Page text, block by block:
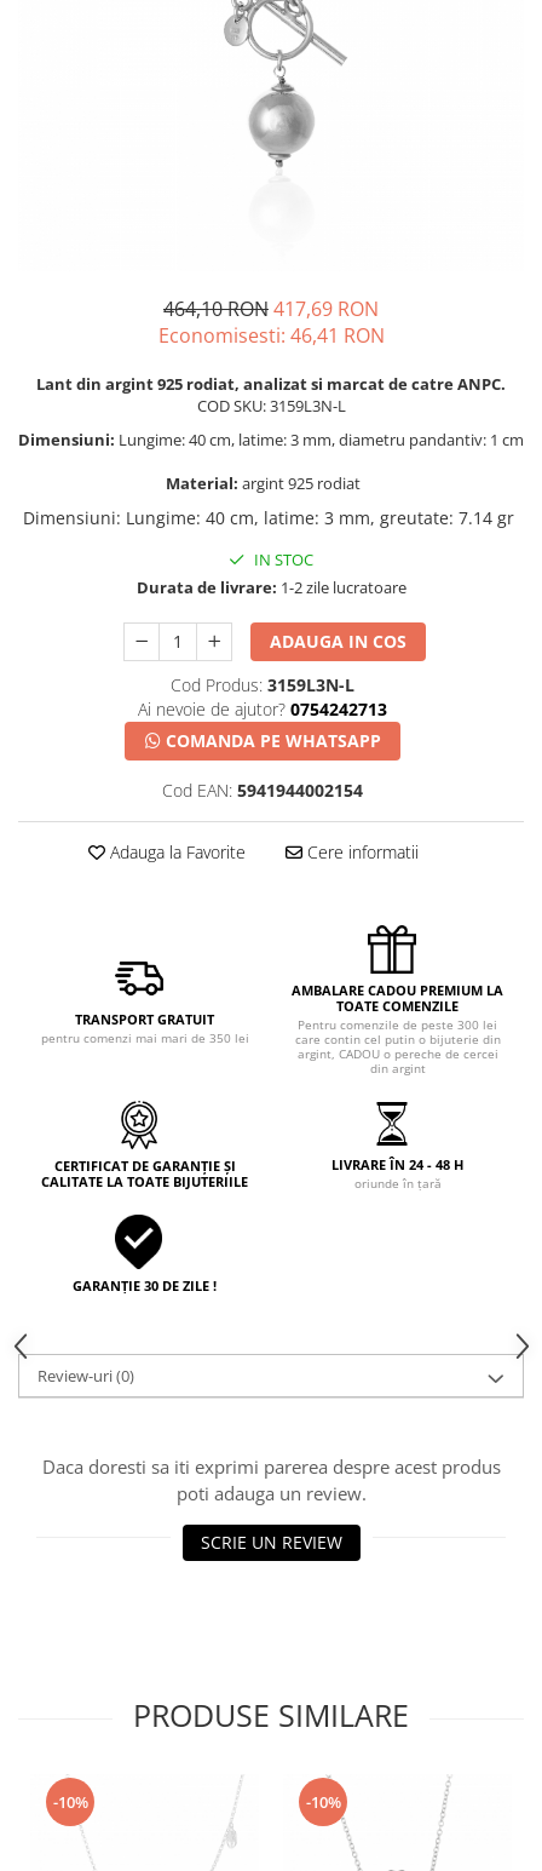
464,10 RON417,69 RON
Economisesti: 46,41 RON
Lant din argint 925 rodiat, analizat si marcat de catre ANPC.
COD SKU: 3159L3N-L
Dimensiuni: Lungime: 40 cm, latime: 3 mm, diametru pandantiv: 1 cm
Material: argint 925 rodiat
Dimensiuni: Lungime: 40 cm, latime: 3 mm, greutate: 7.14 gr
IN STOC
Durata de livrare: 1-2 zile lucratoare
ADAUGA IN COS
Cod Produs: 3159L3N-L
Ai nevoie de ajutor? 0754242713
COMANDA PE WHATSAPP
Cod EAN: 5941944002154
Adauga la Favorite Cere informatii
TRANSPORT GRATUIT
pentru comenzi mai mari de 350 lei
AMBALARE CADOU PREMIUM LA
TOATE COMENZILE
Pentru comenzile de peste 300 lei
care contin cel putin o bijuterie din
argint, CADOU o pereche de cercei
din argint
CERTIFICAT DE GARANȚIE ȘI
CALITATE LA TOATE BIJUTERIILE
LIVRARE ÎN 24 - 48 H
oriunde în țară
GARANȚIE 30 DE ZILE !
Review-uri(0)
Daca doresti sa iti exprimi parerea despre acest produs
poti adauga un review.
SCRIE UN REVIEW
PRODUSE SIMILARE
-10% -10%